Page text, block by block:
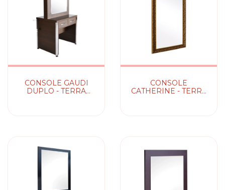
CONSOLE GAUDI
DUPLO - TERRA
CONSOLE
CATHERINE - TERRA